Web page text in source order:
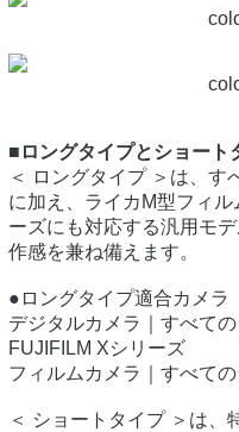
■ロングタイプとショート
＜ ロングタイプ ＞は、す
に加え、ライカM型フィ
ーズにも対応する汎用モ
作感を兼ね備えます。
●ロングタイプ適合カメラ
デジタルカメラ｜すべて
FUJIFILM Xシリーズ
フィルムカメラ｜すべて
＜ ショートタイプ ＞は、